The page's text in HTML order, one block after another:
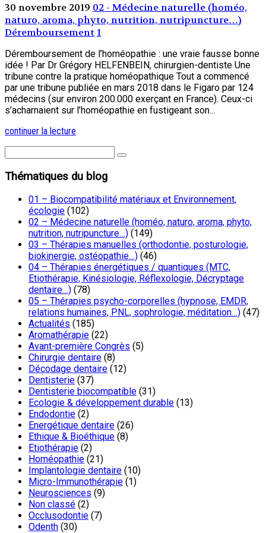
30 novembre 2019 02 - Médecine naturelle (homéo,
naturo, aroma, phyto, nutrition, nutripuncture…)
Déremboursement 1
Déremboursement de l’homéopathie : une vraie fausse bonne
idée ! Par Dr Grégory HELFENBEIN, chirurgien-dentiste Une
tribune contre la pratique homéopathique Tout a commencé
par une tribune publiée en mars 2018 dans le Figaro par 124
médecins (sur environ 200.000 exerçant en France). Ceux-ci
s’acharnaient sur l’homéopathie en fustigeant son...
continuer la lecture
Thématiques du blog
01 – Biocompatibilité matériaux et Environnement,
écologie (102)
02 – Médecine naturelle (homéo, naturo, aroma, phyto,
nutrition, nutripuncture…) (149)
03 – Thérapies manuelles (orthodontie, posturologie,
biokinergie, ostéopathie…) (46)
04 – Thérapies énergétiques / quantiques (MTC,
Etiothérapie, Kinésiologie, Réflexologie, Décryptage
dentaire…) (78)
05 – Thérapies psycho-corporelles (hypnose, EMDR,
relations humaines, PNL, sophrologie, méditation…) (47)
Actualités (185)
Aromathérapie (22)
Avant-première Congrès (5)
Chirurgie dentaire (8)
Décodage dentaire (12)
Dentisterie (37)
Dentisterie biocompatible (31)
Ecologie & développement durable (13)
Endodontie (2)
Energétique dentaire (26)
Ethique & Bioéthique (8)
Etiothérapie (2)
Homéopathie (21)
Implantologie dentaire (10)
Micro-Immunothérapie (1)
Neurosciences (9)
Non classé (2)
Occlusodontie (7)
Odenth (30)